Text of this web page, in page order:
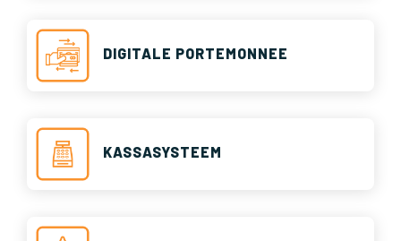
DIGITALE PORTEMONNEE
KASSASYSTEEM